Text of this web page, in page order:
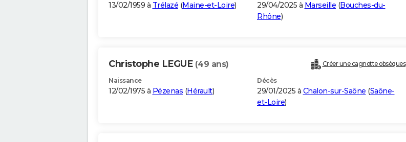
13/02/1959 à Trélazé (Maine-et-Loire) 29/04/2025 à Marseille (Bouches-du-
Rhône)
Christophe LEGUE (49 ans) Créer une cagnotte obsèques
Naissance
12/02/1975 à Pézenas (Hérault)
Décès
29/01/2025 à Chalon-sur-Saône (Saône-
et-Loire)